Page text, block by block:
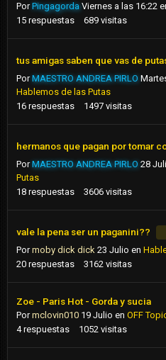
PorPingagorda Viernes a las 16:22
15 respuestas 689 visitas
tus amigas saben que vas de
PorMAESTRO ANDREA PIRLO
Hablemos de las Putas
16 respuestas 1497 visitas
hermanos que pagan por tomar
PorMAESTRO ANDREA PIRLO 28
Putas
18 respuestas 3606 visitas
vale la pena ser un paganini??
Pormoby dick dick 23 Julio en
20 respuestas 3162 visitas
Zoe - Paris Hot - Gorda y sucia
Pormclovin010 19 Julio en OFF
4 respuestas 1052 visitas